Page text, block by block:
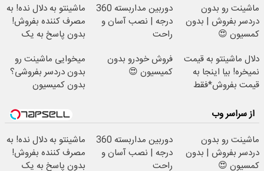
ماشینت رو بدون
دردسر بفروش | بدون
کمسیون 😍
دوربین مداربسته 360
درجه | نصب آسان و
راحت
ماشینتو به دلال نده! به
مصرف کننده بفروش!
بدون پاسخ به یک
دلال ماشینتو به قیمت
نمیخره! بیا اینجا به
قیمت بفروش*فقط
فروش خودرو بدون
کمیسیون 😍
میخوایی ماشینت رو
بدون دردسر بفروشی؟
بدون کمیسیون
از سراسر وب
ماشینت رو بدون
دردسر بفروش | بدون
کمسیون 😍
دوربین مداربسته 360
درجه | نصب آسان و
راحت
ماشینتو به دلال نده! به
مصرف کننده بفروش!
بدون پاسخ به یک